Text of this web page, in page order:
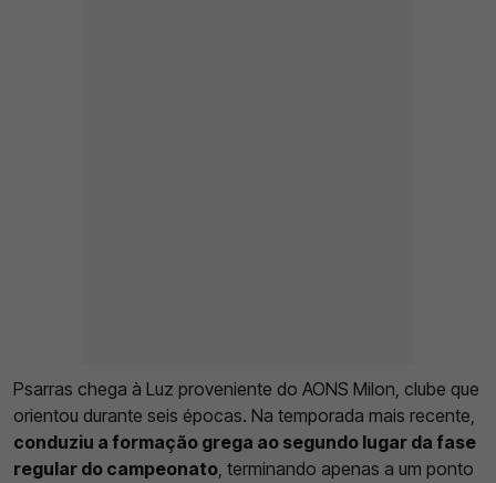
Psarras chega à Luz proveniente do AONS Milon, clube que
orientou durante seis épocas. Na temporada mais recente,
conduziu a formação grega ao segundo lugar da fase
regular do campeonato, terminando apenas a um ponto